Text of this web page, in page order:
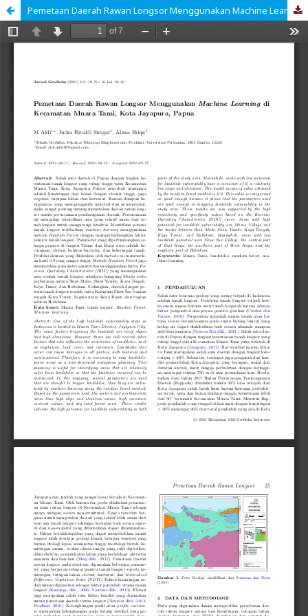
Pemetaan Daerah Rawan Longsor Menggunakan Machine Learning di Kecamatan Muara Tami, Kota Jayapura, Papua